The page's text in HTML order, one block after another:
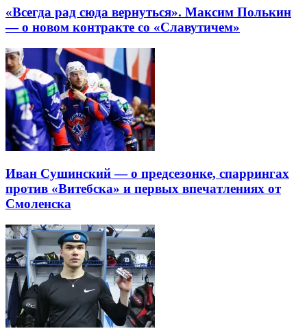
«Всегда рад сюда вернуться». Максим Полькин
— о новом контракте со «Славутичем»
Иван Сушинский — о предсезонке, спаррингах
против «Витебска» и первых впечатлениях от
Смоленска